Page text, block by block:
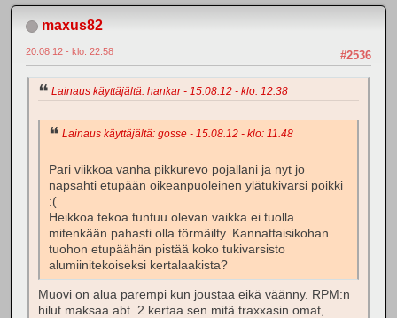
maxus82
#2536
20.08.12 - klo: 22.58
Lainaus käyttäjältä: hankar - 15.08.12 - klo: 12.38
Lainaus käyttäjältä: gosse - 15.08.12 - klo: 11.48
Pari viikkoa vanha pikkurevo pojallani ja nyt jo
napsahti etupään oikeanpuoleinen ylätukivarsi poikki
:(
Heikkoa tekoa tuntuu olevan vaikka ei tuolla
mitenkään pahasti olla törmäilty. Kannattaisikohan
tuohon etupäähän pistää koko tukivarsisto
alumiinitekoiseksi kertalaakista?
Muovi on alua parempi kun joustaa eikä väänny. RPM:n
hilut maksaa abt. 2 kertaa sen mitä traxxasin omat,